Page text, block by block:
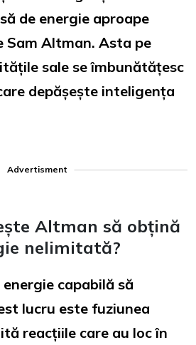
de energie aproape
Sam Altman. Asta pe
sale se îmbunătățesc
depășește inteligența
Advertisment
Altman să obțină
nelimitată?
capabilă să
lucru este fuziunea
reacțiile care au loc în